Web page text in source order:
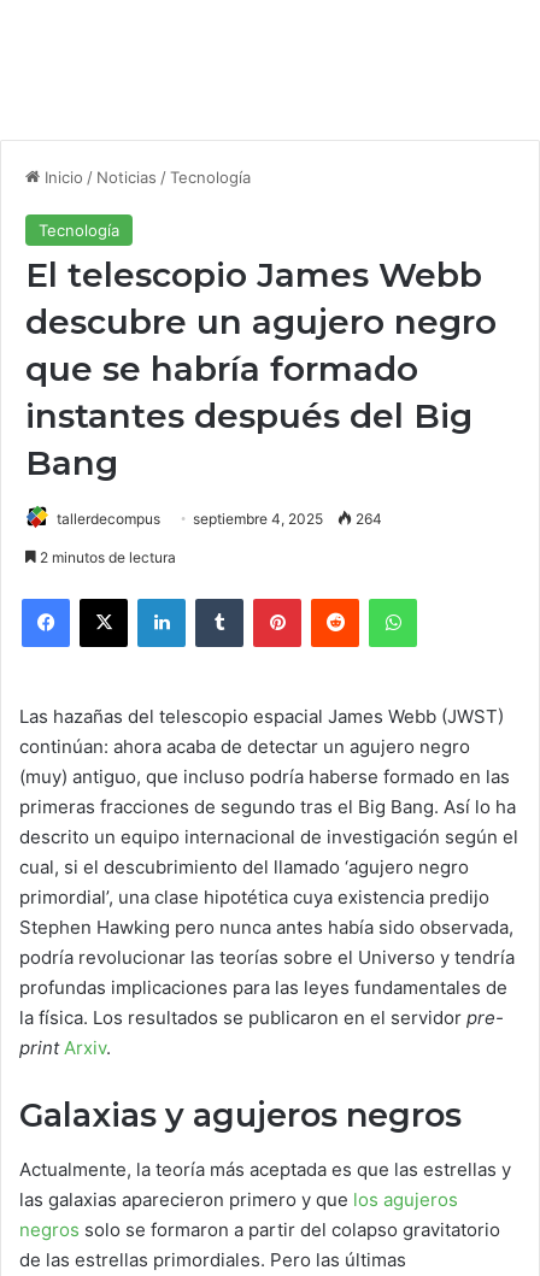
Inicio / Noticias /Tecnología
Tecnología
El telescopio James Webb
descubre un agujero negro
que se habría formado
instantes después del Big
Bang
tallerdecompus septiembre 4, 2025 264
2 minutos de lectura
Las hazañas del telescopio espacial James Webb (JWST)
continúan: ahora acaba de detectar un agujero negro
(muy) antiguo, que incluso podría haberse formado en las
primeras fracciones de segundo tras el Big Bang. Así lo ha
descrito un equipo internacional de investigación según el
cual, si el descubrimiento del llamado ‘agujero negro
primordial’, una clase hipotética cuya existencia predijo
Stephen Hawking pero nunca antes había sido observada,
podría revolucionar las teorías sobre el Universo y tendría
profundas implicaciones para las leyes fundamentales de
la física. Los resultados se publicaron en el servidor pre-
print Arxiv.
Galaxias y agujeros negros
Actualmente, la teoría más aceptada es que las estrellas y
las galaxias aparecieron primero y que los agujeros
negros solo se formaron a partir del colapso gravitatorio
de las estrellas primordiales. Pero las últimas